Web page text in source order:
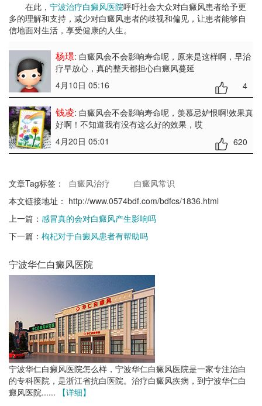
在此， 宁波治疗白癜风医院呼吁社会大众对白癜风患者给予更
多的理解和支持，减少对白癜风患者的歧视和偏见，让患者能够自
信地面对生活，享受健康的人生。
杨璟: 白癜风会不会影响寿命呢，原来是这样啊，早治
疗早放心，真的整天都担心白癜风蔓延
4月10日 05:16
4
钱凌: 白癜风会不会影响寿命呢，羡慕忌妒恨啊!效果真
好啊！不知道我有没有这么好的效果，哎
4月20日 05:01
620
文章Tag标签： 白癜风治疗
白癜风常识
本文链接地址： http://www.0574bdf.com/bdfcs/1836.html
上一篇： 感冒真的会对白癜风产生影响吗
下一篇： 枸杞对于白癜风患者有帮助吗
宁波华仁白癜风医院
宁波华仁白癜风医院怎么样，宁波华仁白癜风医院是一家专注治白
的专科医院，是浙江省抗白医院。治疗白癜风疾病，到宁波华仁白
癜风医院......
【详细】